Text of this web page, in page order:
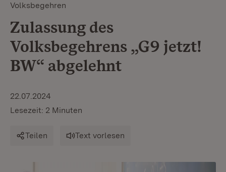
Volksbegehren
Zulassung des
Volksbegehrens „G9 jetzt!
BW“ abgelehnt
22.07.2024
Lesezeit: 2 Minuten
Teilen Text vorlesen